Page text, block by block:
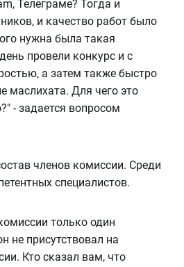
Телеграме? Тогда и
и качество работ было
нужна была такая
провели конкурс и с
а затем также быстро
маслихата. Для чего это
- задается вопросом
членов комиссии. Среди
специалистов.
только один
не присутствовал на
Кто сказал вам, что